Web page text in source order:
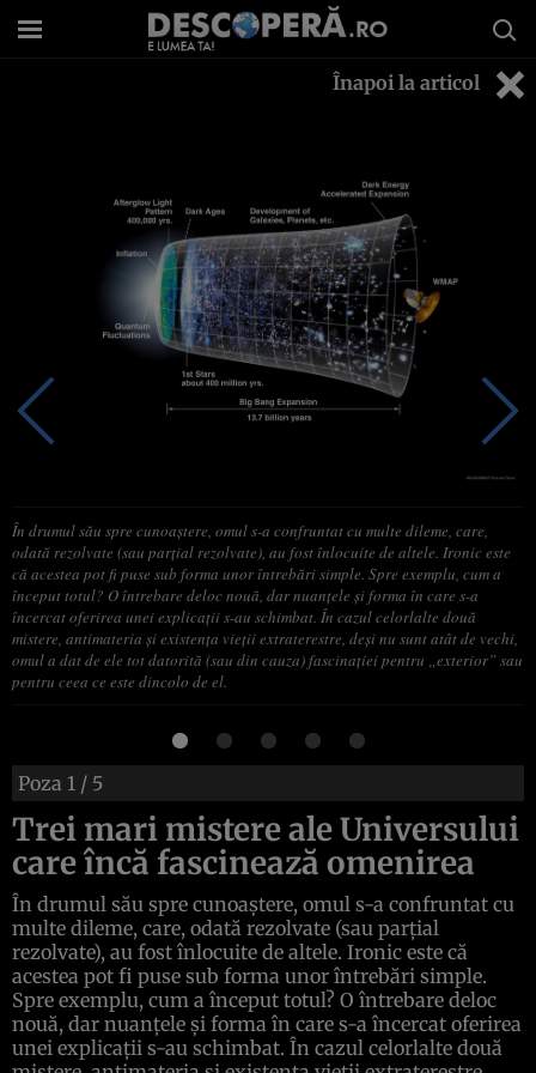
Înapoi la articol
În drumul său spre cunoaştere, omul s-a confruntat cu multe dileme, care,
odată rezolvate (sau parţial rezolvate), au fost înlocuite de altele. Ironic este
că acestea pot fi puse sub forma unor întrebări simple. Spre exemplu, cum a
început totul? O întrebare deloc nouă, dar nuanţele şi forma în care s-a
încercat oferirea unei explicaţii s-au schimbat. În cazul celorlalte două
mistere, antimateria şi existenţa vieţii extraterestre, deşi nu sunt atât de vechi,
omul a dat de ele tot datorită (sau din cauza) fascinaţiei pentru „exterior” sau
pentru ceea ce este dincolo de el.
Poza 1 / 5
Trei mari mistere ale Universului
care încă fascinează omenirea
În drumul său spre cunoaştere, omul s-a confruntat cu
multe dileme, care, odată rezolvate (sau parţial
rezolvate), au fost înlocuite de altele. Ironic este că
acestea pot fi puse sub forma unor întrebări simple.
Spre exemplu, cum a început totul? O întrebare deloc
nouă, dar nuanţele şi forma în care s-a încercat oferirea
unei explicaţii s-au schimbat. În cazul celorlalte două